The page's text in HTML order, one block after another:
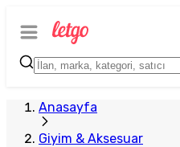
Anasayfa
Giyim & Aksesuar